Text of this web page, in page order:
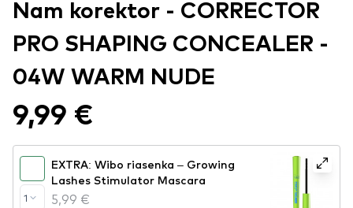
Nam korektor - CORRECTOR
PRO SHAPING CONCEALER -
04W WARM NUDE
9,99 €
1
EXTRA: Wibo riasenka – Growing
Lashes Stimulator Mascara
5,99 €